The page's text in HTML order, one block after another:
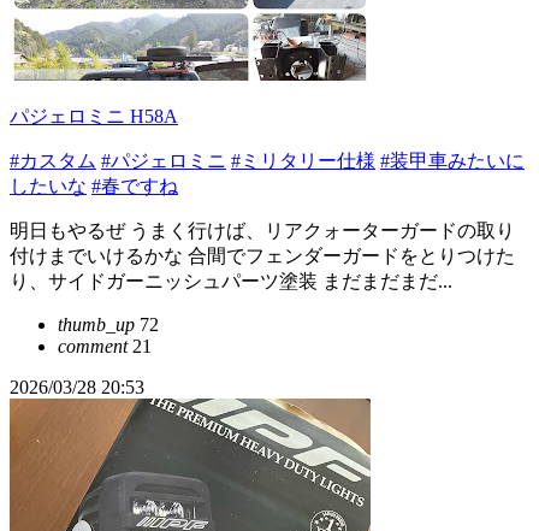
パジェロミニ H58A
#カスタム #パジェロミニ #ミリタリー仕様 #装甲車みたいに
したいな #春ですね
明日もやるぜ うまく行けば、リアクォーターガードの取り
付けまでいけるかな 合間でフェンダーガードをとりつけた
り、サイドガーニッシュパーツ塗装 まだまだまだ...
thumb_up 72
comment21
2026/03/28 20:53